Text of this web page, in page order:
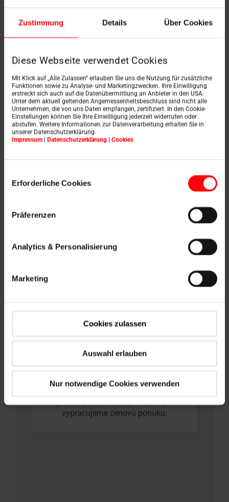
Zustimmung Details Über Cookies
Diese Webseite verwendet Cookies
Mit Klick auf „Alle Zulassen“ erlauben Sie uns die Nutzung für zusätzliche
Funktionen sowie zu Analyse- und Marketingzwecken. Ihre Einwilligung
erstreckt sich auch auf die Datenübermittlung an Anbieter in den USA.
Unter dem aktuell geltenden Angemessenheitsbeschluss sind nicht alle
Unternehmen, die von uns Daten empfangen, zertifiziert. In den Cookie-
Einstellungen können Sie Ihre Einwilligung jederzeit widerrufen oder
abstufen. Weitere Informationen zur Datenverarbeitung erhalten Sie in
unserer Datenschutzerklärung.
Impressum | Datenschutzerklärung | Cookies
Erforderliche Cookies
Präferenzen
Analytics & Personalisierung
Marketing
Cookies zulassen
Auswahl erlauben
Nur notwendige Cookies verwenden
Servisný a
reklamačný formulár
problémy týkajúce sa vašich strešných okien a
príslušenstva značky Roto.
strešných okien alebo príslušenstva Roto?
príslušenstvo údržbu? Radi vám
vypracujeme cenovú ponuku.